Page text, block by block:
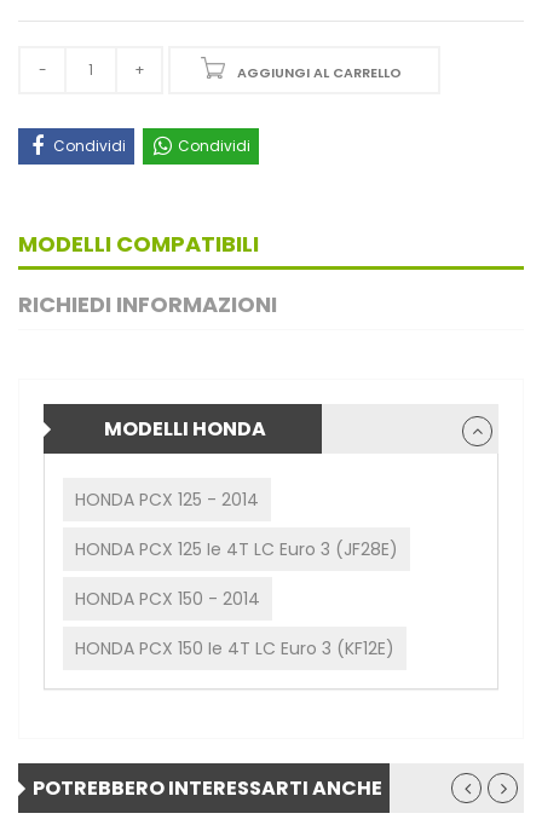
AGGIUNGI AL CARRELLO
Condividi Condividi
MODELLI COMPATIBILI
RICHIEDI INFORMAZIONI
MODELLI HONDA
HONDA PCX 125 - 2014
HONDA PCX 125 Ie 4T LC Euro 3 (JF28E)
HONDA PCX 150 - 2014
HONDA PCX 150 Ie 4T LC Euro 3 (KF12E)
POTREBBERO INTERESSARTI ANCHE